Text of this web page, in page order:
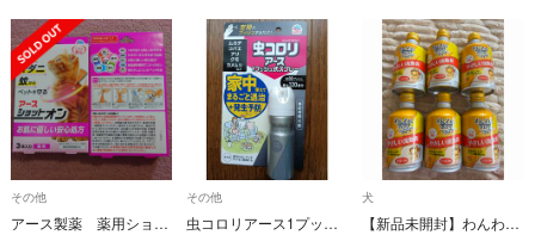
その他
アース製薬 薬用ショットオン 猫用3本入り2箱
その他
虫コロリアース1プッシュ式スプレー 80プッシュ 20ml
犬
【新品未開封】わんわんカロリーライフ やさしい流動食 6本セット